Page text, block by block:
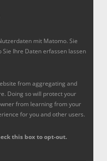
mit Matomo. Sie
Ihre Daten erfassen lassen
from aggregating and
Doing so will protect your
from learning from your
for you and other users.
this box to opt-out.